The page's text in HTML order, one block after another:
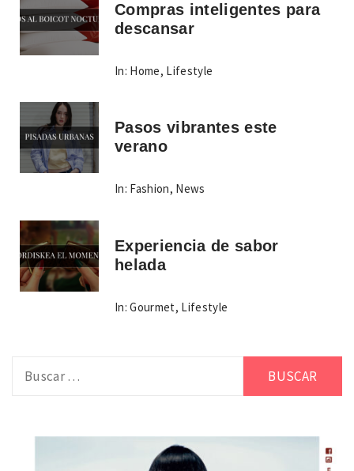
Compras inteligentes para
descansar
In: Home, Lifestyle
Pasos vibrantes este
verano
In: Fashion, News
Experiencia de sabor
helada
In: Gourmet, Lifestyle